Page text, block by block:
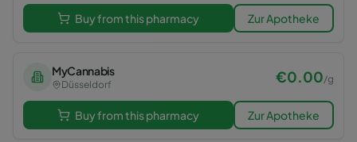
Buy from this pharmacy Zur Apotheke
MyCannabis
Düsseldorf €0.00/g
Buy from this pharmacy Zur Apotheke